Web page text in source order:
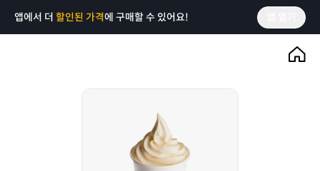
앱에서 더 할인된 가격에 구매할 수 있어요!